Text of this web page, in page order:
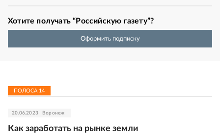
Хотите получать “Российскую газету”?
Оформить подписку
ПОЛОСА 14
20.06.2023 Воронеж
Как заработать на рынке земли